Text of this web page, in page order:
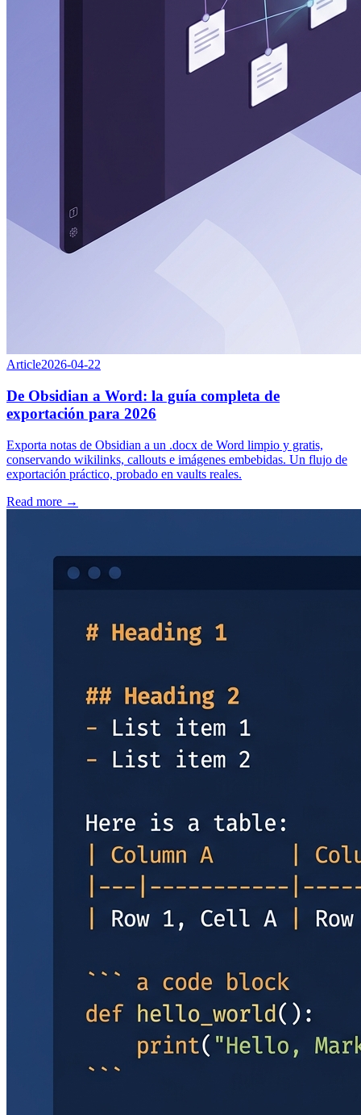
Article2026-04-22
De Obsidian a Word: la guía completa de
exportación para 2026
Exporta notas de Obsidian a un .docx de Word limpio y gratis,
conservando wikilinks, callouts e imágenes embebidas. Un flujo de
exportación práctico, probado en vaults reales.
Read more →